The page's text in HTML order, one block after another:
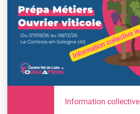
Information collective